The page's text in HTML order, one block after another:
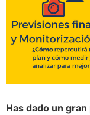
Has dado un